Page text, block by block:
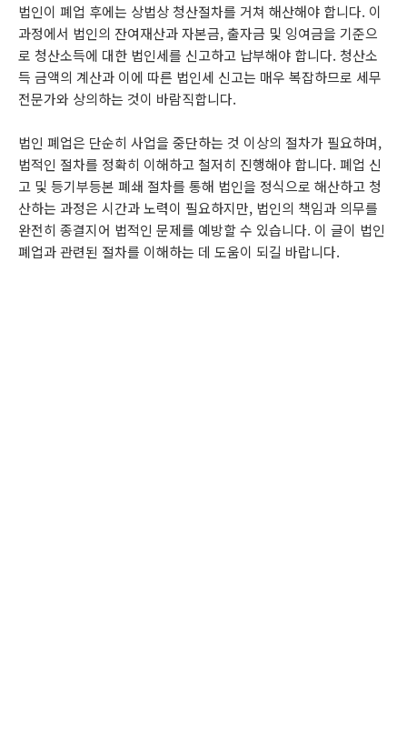
법인이 폐업 후에는 상법상 청산절차를 거쳐 해산해야 합니다. 이
과정에서 법인의 잔여재산과 자본금, 출자금 및 잉여금을 기준으
로 청산소득에 대한 법인세를 신고하고 납부해야 합니다. 청산소
득 금액의 계산과 이에 따른 법인세 신고는 매우 복잡하므로 세무
전문가와 상의하는 것이 바람직합니다.
법인 폐업은 단순히 사업을 중단하는 것 이상의 절차가 필요하며,
법적인 절차를 정확히 이해하고 철저히 진행해야 합니다. 폐업 신
고 및 등기부등본 폐쇄 절차를 통해 법인을 정식으로 해산하고 청
산하는 과정은 시간과 노력이 필요하지만, 법인의 책임과 의무를
완전히 종결지어 법적인 문제를 예방할 수 있습니다. 이 글이 법인
폐업과 관련된 절차를 이해하는 데 도움이 되길 바랍니다.